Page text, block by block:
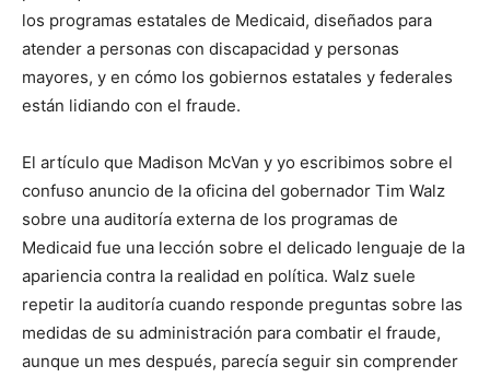
los programas estatales de Medicaid, diseñados para
atender a personas con discapacidad y personas
mayores, y en cómo los gobiernos estatales y federales
están lidiando con el fraude.
El artículo que Madison McVan y yo escribimos sobre el
confuso anuncio de la oficina del gobernador Tim Walz
sobre una auditoría externa de los programas de
Medicaid fue una lección sobre el delicado lenguaje de la
apariencia contra la realidad en política. Walz suele
repetir la auditoría cuando responde preguntas sobre las
medidas de su administración para combatir el fraude,
aunque un mes después, parecía seguir sin comprender